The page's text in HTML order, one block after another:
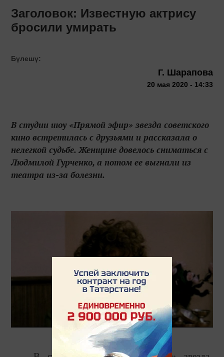
Заголовок: Известную актрису
бросили умирать
Бүлешү:
Г. Шарапова
20 мая 2020 - 14:33
В студии шоу «Прямой эфир» звезда советского
кино встретилась с друзьями и рассказала о
нелегкой судьбе. Женщине довелось сниматься с
Людмилой Гурченко, а потом ее выгнали из
театра из-за болезни.